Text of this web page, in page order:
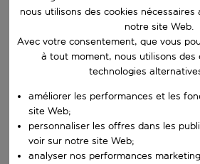
Commencez à taper pour la saisie
Choisissez votre destination
Choisissez vos dates
Quand
Rechercher
nous utilisons des cookies
notre site Web.
Avec votre consentement, que vous
à tout moment, nous utilisons des
technologies
améliorer les performances et les
site Web;
personnaliser les offres dans les
voir sur notre site Web;
analyser nos performances